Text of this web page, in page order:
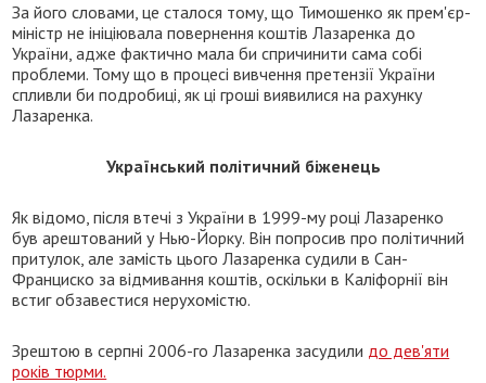
За його словами, це сталося тому, що Тимошенко як прем'єр-
міністр не ініціювала повернення коштів Лазаренка до
України, адже фактично мала би спричинити сама собі
проблеми. Тому що в процесі вивчення претензії України
спливли би подробиці, як ці гроші виявилися на рахунку
Лазаренка.
Український політичний біженець
Як відомо, після втечі з України в 1999-му році Лазаренко
був арештований у Нью-Йорку. Він попросив про політичний
притулок, але замість цього Лазаренка судили в Сан-
Франциско за відмивання коштів, оскільки в Каліфорнії він
встиг обзавестися нерухомістю.
Зрештою в серпні 2006-го Лазаренка засудили до дев'яти
років тюрми.